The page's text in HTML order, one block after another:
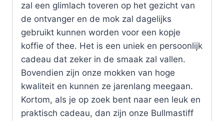
zal een glimlach toveren op het gezicht van
de ontvanger en de mok zal dagelijks
gebruikt kunnen worden voor een kopje
koffie of thee. Het is een uniek en persoonlijk
cadeau dat zeker in de smaak zal vallen.
Bovendien zijn onze mokken van hoge
kwaliteit en kunnen ze jarenlang meegaan.
Kortom, als je op zoek bent naar een leuk en
praktisch cadeau, dan zijn onze Bullmastiff